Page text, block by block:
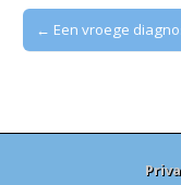
Post
navigation
← Een vroege